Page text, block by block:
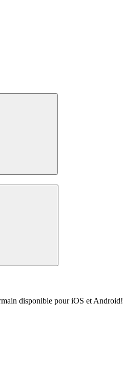
disponible pour iOS et Android!